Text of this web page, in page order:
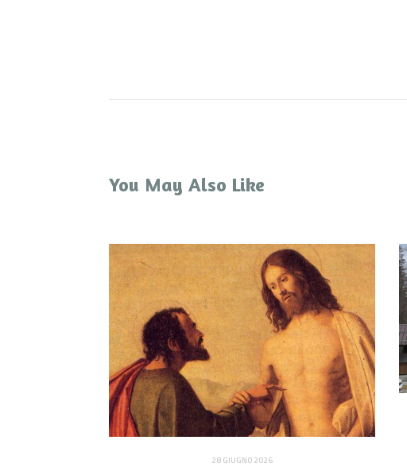
You May Also Like
28 GIUGNO 2026